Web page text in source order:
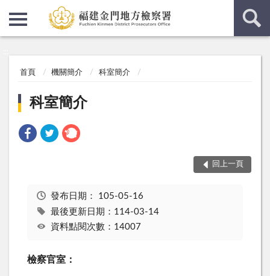
首頁 機關簡介 科室簡介
科室簡介
回上一頁
發布日期： 105-05-16
最後更新日期：114-03-14
資料點閱次數：14007
檢察官室：